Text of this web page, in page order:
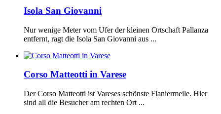
Isola San Giovanni
Nur wenige Meter vom Ufer der kleinen Ortschaft Pallanza
entfernt, ragt die Isola San Giovanni aus ...
Corso Matteotti in Varese
Der Corso Matteotti ist Vareses schönste Flaniermeile. Hier
sind all die Besucher am rechten Ort ...